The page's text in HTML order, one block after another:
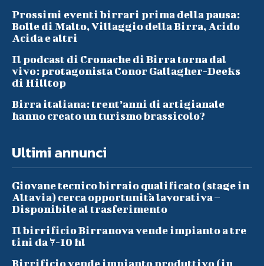
Prossimi eventi birrari prima della pausa:
Bolle di Malto, Villaggio della Birra, Acido
Acida e altri
Il podcast di Cronache di Birra torna dal
vivo: protagonista Conor Gallagher-Deeks
di Hilltop
Birra italiana: trent’anni di artigianale
hanno creato un turismo brassicolo?
Ultimi annunci
Giovane tecnico birraio qualificato (stage in
Altavia) cerca opportunità lavorativa –
Disponibile al trasferimento
Il birrificio Birranova vende impianto a tre
tini da 7-10 hl
Birrificio vende impianto produttivo (in